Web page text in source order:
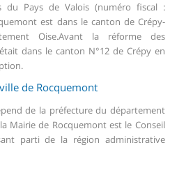
du Pays de Valois (numéro fiscal :
est dans le canton de Crépy-
Oise.Avant la réforme des
dans le canton N°12 de Crépy en
de Rocquemont
de la préfecture du département
Mairie de Rocquemont est le Conseil
parti de la région administrative